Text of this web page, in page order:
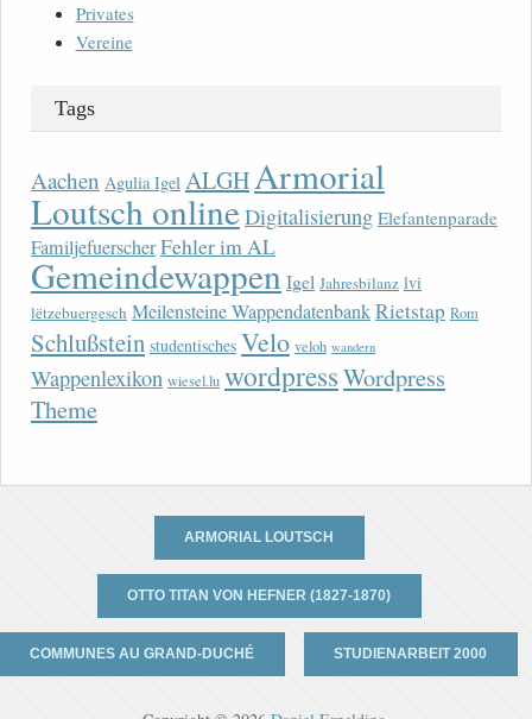
Privates
Vereine
Tags
Aachen Agulia Igel ALGHArmorial
Loutsch onlineDigitalisierung Elefantenparade
FamiljefuerscherFehler im AL
Gemeindewappen Igel Jahresbilanz lvi
lëtzebuergesch Meilensteine WappendatenbankRietstap Rom
Schlußstein studentisches Velo veloh wandern
Wappenlexikon wiesel.lu wordpressWordpress
Theme
ARMORIAL LOUTSCH
OTTO TITAN VON HEFNER (1827-1870)
COMMUNES AU GRAND-DUCHÉ STUDIENARBEIT 2000